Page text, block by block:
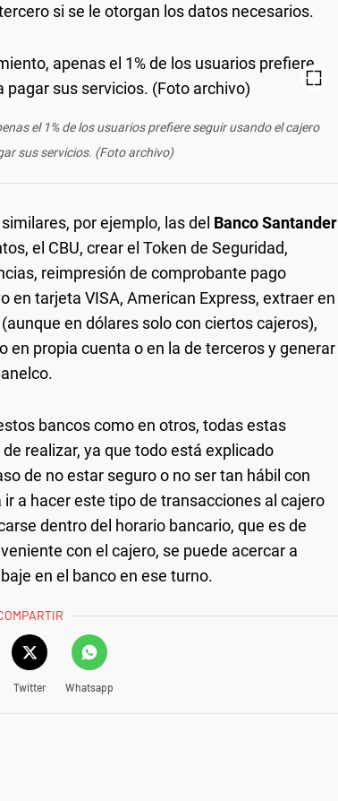
si se le otorgan los datos necesarios.
el 1% de los usuarios prefiere seguir usando el cajero
sus servicios. (Foto archivo)
por ejemplo, las del Banco Santander
el CBU, crear el Token de Seguridad,
reimpresión de comprobante pago
en tarjeta VISA, American Express, extraer en
en dólares solo con ciertos cajeros),
propia cuenta o en la de terceros y generar
bancos como en otros, todas estas
realizar, ya que todo está explicado
de no estar seguro o no ser tan hábil con
a hacer este tipo de transacciones al cajero
dentro del horario bancario, que es de
con el cajero, se puede acercar a
en el banco en ese turno.
Twitter Whatsapp